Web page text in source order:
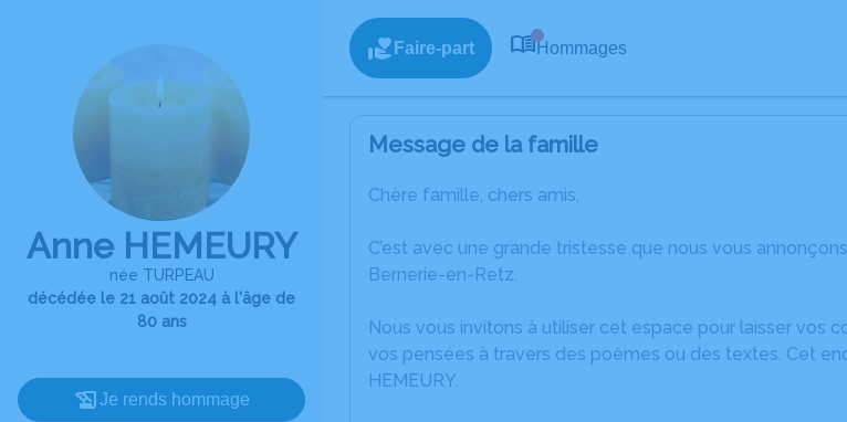
Anne HEMEURY
née TURPEAU
décédée le 21 août 2024 à l'âge de
80 ans
Je rends hommage
Faire-part Hommages
Message de la famille
Chère famille, chers amis,
C’est avec une grande tristesse que nous vous
Bernerie-en-Retz.
Nous vous invitons à utiliser cet espace pour laisser vos
vos pensées à travers des poèmes ou des textes. Cet
HEMEURY.